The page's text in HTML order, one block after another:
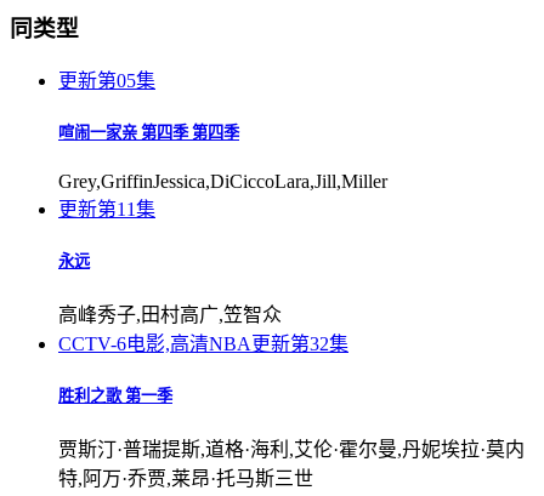
同类型
更新第05集
喧闹一家亲 第四季 第四季
Grey,GriffinJessica,DiCiccoLara,Jill,Miller
更新第11集
永远
高峰秀子,田村高广,笠智众
CCTV-6电影,高清NBA 更新第32集
胜利之歌 第一季
贾斯汀·普瑞提斯,道格·海利,艾伦·霍尔曼,丹妮埃拉·莫内
特,阿万·乔贾,莱昂·托马斯三世